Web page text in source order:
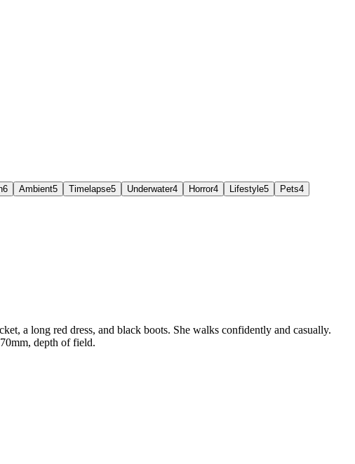
6 Ambient5 Timelapse5 Underwater4 Horror4 Lifestyle5 Pets4
a long red dress, and black boots. She walks confidently and casually.
depth of field.